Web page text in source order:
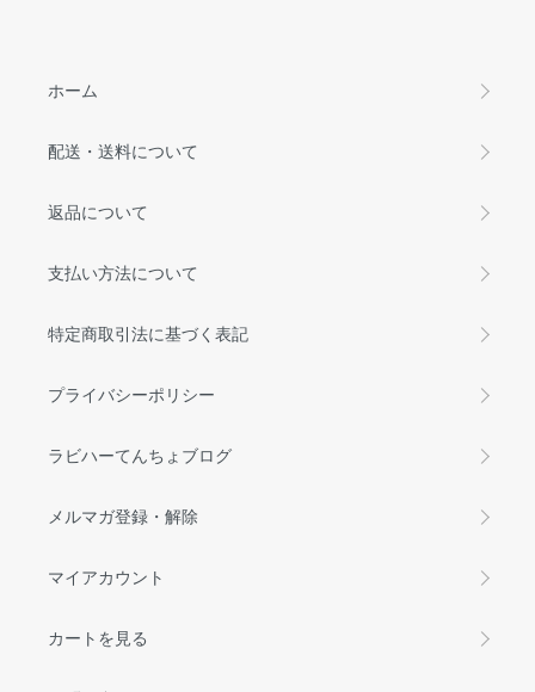
ホーム
配送・送料について
返品について
支払い方法について
特定商取引法に基づく表記
プライバシーポリシー
ラビハーてんちょブログ
メルマガ登録・解除
マイアカウント
カートを見る